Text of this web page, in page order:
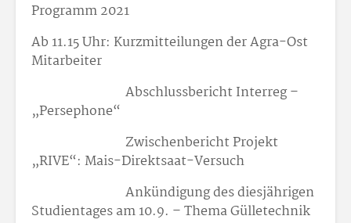
Programm 2021
Ab 11.15 Uhr: Kurzmitteilungen der Agra-Ost
Mitarbeiter
Abschlussbericht Interreg –
„Persephone“
Zwischenbericht Projekt
„RIVE“: Mais-Direktsaat-Versuch
Ankündigung des diesjährigen
Studientages am 10.9. – Thema Gülletechnik